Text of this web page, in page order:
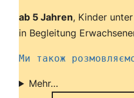
ab 5 Jahren, Kinder
in Begleitung
Ми також
Mehr…